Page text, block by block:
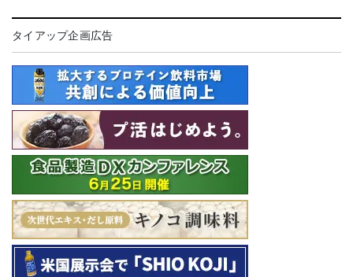
タイアップ企画広告